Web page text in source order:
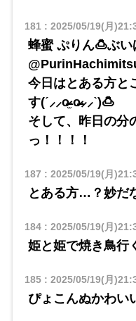
181 : 2025/05/19(月
蜂蜜 ぷりん🍮ぶい
今日はとある方と
す(ˊ⸝⸝o̴̶̷̫ o̴̶̷⸝⸝ˋ)🍮
そして、昨日の分
っ！！！！
187 : 2025/05/19(月
とある方…？妙だ
184: 2025/05/19(月
姫と姫で焼き鳥行
185: 2025/05/19(月
ぴょこんぬかわい